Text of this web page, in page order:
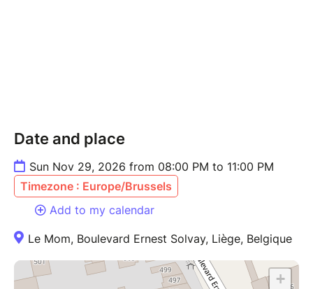
Date and place
Sun Nov 29, 2026 from 08:00 PM to 11:00 PM
Timezone : Europe/Brussels
Add to my calendar
Le Mom, Boulevard Ernest Solvay, Liège, Belgique
+